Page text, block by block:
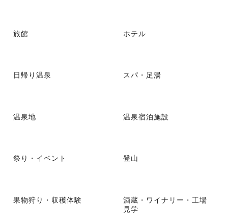
旅館 ホテル
日帰り温泉 スパ・足湯
温泉地 温泉宿泊施設
祭り・イベント 登山
果物狩り・収穫体験
酒蔵・ワイナリー・工場
見学